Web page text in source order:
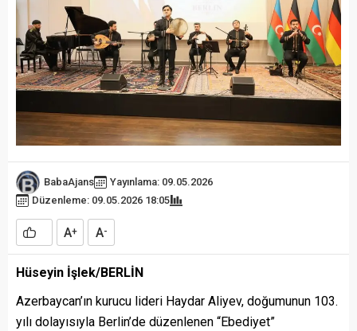
BabaAjans
Yayınlama: 09.05.2026
Düzenleme: 09.05.2026 18:05
A+ A-
Hüseyin İşlek/BERLİN
Azerbaycan’ın kurucu lideri Haydar Aliyev, doğumunun 103.
yılı dolayısıyla Berlin’de düzenlenen “Ebediyet”